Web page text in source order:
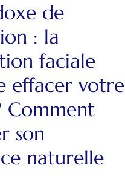
de
: la
faciale
effacer votre
Comment
son
naturelle